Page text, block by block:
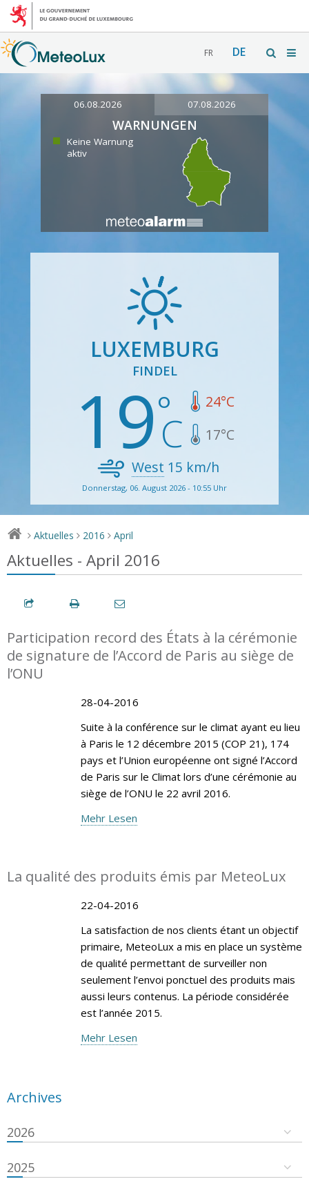
FR DE
06.08.2026 07.08.2026
WARNUNGEN
Keine Warnung
aktiv
LUXEMBURG
FINDEL
19 24°C
17°C
West 15 km/h
Donnerstag, 06. August 2026 - 10:55 Uhr
> Aktuelles > 2016 > April
Aktuelles - April 2016
Participation record des États à la cérémonie
de signature de l’Accord de Paris au siège de
l’ONU
28-04-2016
Suite à la conférence sur le climat ayant eu lieu
à Paris le 12 décembre 2015 (COP 21), 174
pays et l’Union européenne ont signé l’Accord
de Paris sur le Climat lors d’une cérémonie au
siège de l’ONU le 22 avril 2016.
Mehr Lesen
La qualité des produits émis par MeteoLux
22-04-2016
La satisfaction de nos clients étant un objectif
primaire, MeteoLux a mis en place un système
de qualité permettant de surveiller non
seulement l’envoi ponctuel des produits mais
aussi leurs contenus. La période considérée
est l’année 2015.
Mehr Lesen
Archives
2026
2025